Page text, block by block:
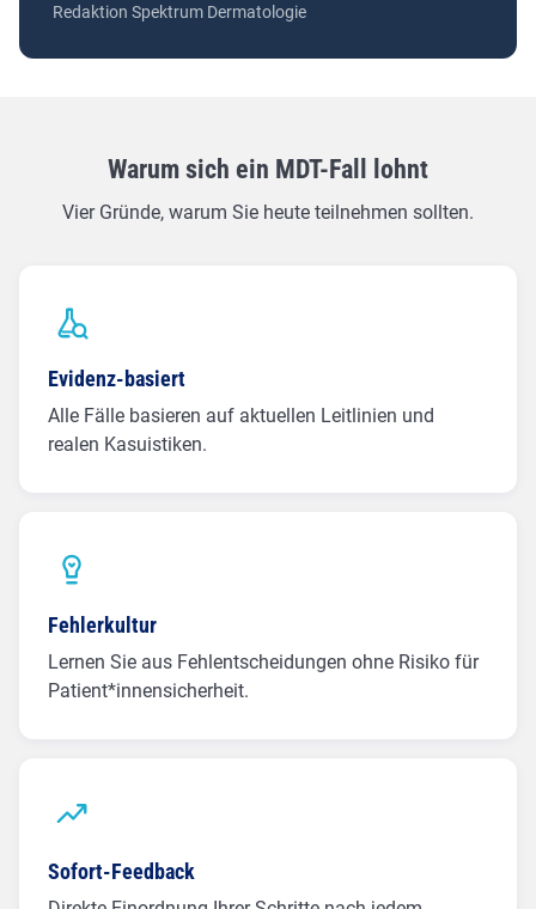
Redaktion Spektrum Dermatologie
Warum sich ein MDT-Fall lohnt
Vier Gründe, warum Sie heute teilnehmen sollten.
Evidenz-basiert
Alle Fälle basieren auf aktuellen Leitlinien und
realen Kasuistiken.
Fehlerkultur
Lernen Sie aus Fehlentscheidungen ohne Risiko für
Patient*innensicherheit.
Sofort-Feedback